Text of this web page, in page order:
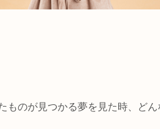
ものが見つかる夢を見た時、どん